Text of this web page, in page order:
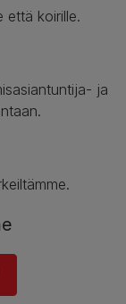
että koirille.
ja